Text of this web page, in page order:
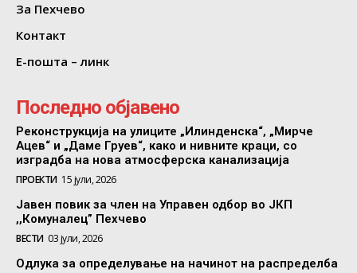
За Пехчево
Контакт
Е-пошта – линк
Последно објавено
Реконструкција на улиците „Илинденска“, „Мирче
Ацев“ и „Даме Груев“, како и нивните краци, со
изградба на нова атмосферска канализација
ПРОЕКТИ 15 јули, 2026
Јавен повик за член на Управен одбор во ЈКП
,,Комуналец” Пехчево
ВЕСТИ 03 јули, 2026
Одлука за определување на начинот на распределба